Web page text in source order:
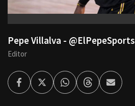
Pepe Villalva - @ElPepeSports
Editor
FacebookTwitterWhatsappThreadsEnviar
por